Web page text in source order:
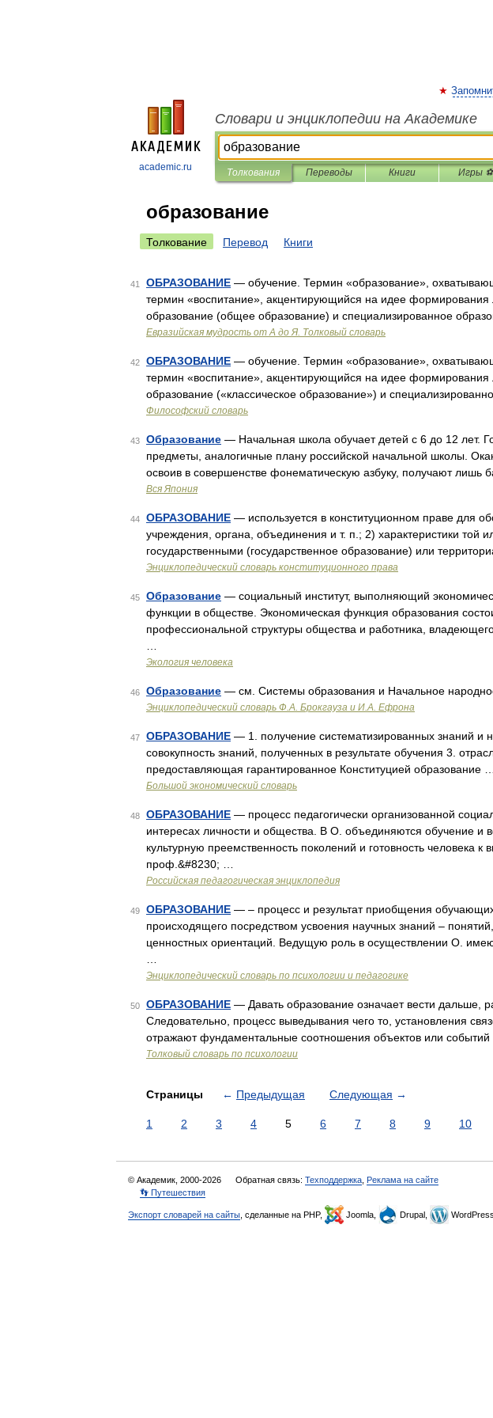
academic.ru
Словари и энциклопедии на Академике
Толкования Переводы Книги Игры ⚽
образование
Толкование Перевод Книги
41 ОБРАЗОВАНИЕ — обучение. Термин «образование»,
термин «воспитание», акцентирующийся на идее
образование (общее образование) и специализированное
Евразийская мудрость от А до Я. Толковый словарь
42 ОБРАЗОВАНИЕ — обучение. Термин «образование»,
термин «воспитание», акцентирующийся на идее
образование («классическое образование») и
Философский словарь
43 Образование — Начальная школа обучает детей с 6 до 12 лет.
предметы, аналогичные плану российской начальной школы.
освоив в совершенстве фонематическую азбуку, получают лишь
Вся Япония
44 ОБРАЗОВАНИЕ — используется в конституционном праве для
учреждения, органа, объединения и т. п.; 2) характеристики той
государственными (государственное образование) или
Энциклопедический словарь конституционного права
45 Образование — социальный институт, выполняющий
функции в обществе. Экономическая функция образования
профессиональной структуры общества и работника,
Экология человека
46 Образование — см. Системы образования и Начальное
Энциклопедический словарь Ф.А. Брокгауза и И.А. Ефрона
47 ОБРАЗОВАНИЕ — 1. получение систематизированных знаний и
совокупность знаний, полученных в результате обучения 3.
предоставляющая гарантированное Конституцией образование …
Большой экономический словарь
48 ОБРАЗОВАНИЕ — процесс педагогически организованной
интересах личности и общества. В О. объединяются обучение и
культурную преемственность поколений и готовность человека
проф.&#8230; …
Российская педагогическая энциклопедия
49 ОБРАЗОВАНИЕ — – процесс и результат приобщения
происходящего посредством усвоения научных знаний –
ценностных ориентаций. Ведущую роль в осуществлении О.
Энциклопедический словарь по психологии и педагогике
50 ОБРАЗОВАНИЕ — Давать образование означает вести дальше,
Следовательно, процесс выведывания чего то, установления
отражают фундаментальные соотношения объектов или событий
Толковый словарь по психологии
Страницы ← Предыдущая Следующая →
1 2 3 4 5 6 7 8 9 10
© Академик, 2000-2026 Обратная связь: Техподдержка Реклама на сайте
👣 Путешествия
Экспорт словарей на сайты , сделанные на PHP, Joomla, Drupal,